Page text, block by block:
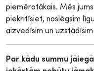
piemērotākais. Mēs
piekritīsiet, noslēgsim
aizvedīsim un
Par kādu summu